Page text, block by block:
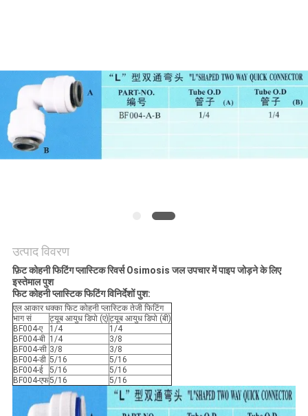
NEWS
साइटमैप
उत्पाद विवरण
फ़िट कोहनी फिटिंग प्लास्टिक रिवर्स Osimosis जल उपचार में पाइप जोड़ने के लिए
इस्तेमाल पुश
फिट कोहनी प्लास्टिक फिटिंग विनिर्देशों पुश:
एल आकार धक्का फिट कोहनी प्लास्टिक तेजी फिटिंग
भाग सं
ट्यूब आयुध डिपो (ए)ट्यूब आयुध डिपो (बी)
BF004-ए
1/4
1/4
BF004-बी 1/4
3/8
BF004-सी 3/8
3/8
BF004-डी 5/16
5/16
BF004-ई
5/16
5/16
BF004-एफ5/16 5/16